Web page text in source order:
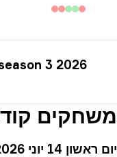
season 3 2026
14 יוני 2026